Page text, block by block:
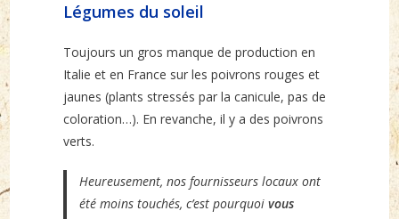
Légumes du soleil
Toujours un gros manque de production en
Italie et en France sur les poivrons rouges et
jaunes (plants stressés par la canicule, pas de
coloration…). En revanche, il y a des poivrons
verts.
Heureusement, nos fournisseurs locaux ont
été moins touchés, c’est pourquoi vous